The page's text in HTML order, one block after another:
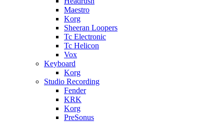
Maestro
Korg
Sheeran Loopers
Tc Electronic
Tc Helicon
Vox
Keyboard
Korg
Studio Recording
Fender
KRK
Korg
PreSonus